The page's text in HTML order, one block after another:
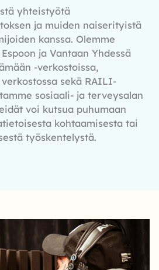
yhteistyötä
ja muiden naiserityistä
kanssa. Olemme
ja Vantaan Yhdessä
-verkostoissa,
sekä RAILI-
sosiaali- ja terveysalan
voi kutsua puhumaan
kohtaamisesta tai
työskentelystä.